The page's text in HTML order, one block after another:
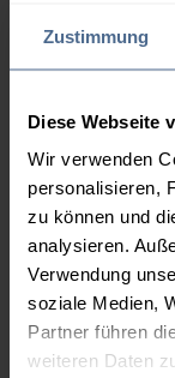
Zustimmung
Diese Webseite
Wir verwenden
personalisieren,
zu können und
analysieren.
Verwendung
soziale Medien,
Partner führen
weiteren Daten
5.000 Liter
Preise für Heizöl in
Liter inkl.